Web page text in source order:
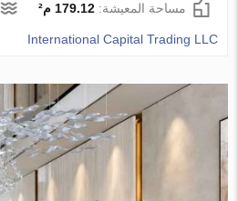
مساحة المعيشة:179.12 م²
International Capital Trading LLC